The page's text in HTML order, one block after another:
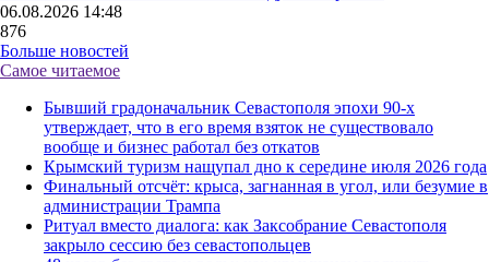
06.08.2026 14:48
876
Больше новостей
Самое читаемое
Бывший градоначальник Севастополя эпохи 90-х
утверждает, что в его время взяток не существовало
вообще и бизнес работал без откатов
Крымский туризм нащупал дно к середине июля 2026 года
Финальный отсчёт: крыса, загнанная в угол, или безумие в
администрации Трампа
Ритуал вместо диалога: как Заксобрание Севастополя
закрыло сессию без севастопольцев